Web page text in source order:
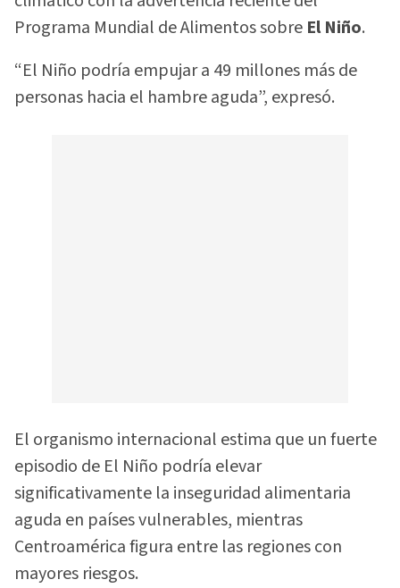
Programa Mundial de Alimentos sobre El Niño.
“El Niño podría empujar a 49 millones más de
personas hacia el hambre aguda”, expresó.
El organismo internacional estima que un fuerte
episodio de El Niño podría elevar
significativamente la inseguridad alimentaria
aguda en países vulnerables, mientras
Centroamérica figura entre las regiones con
mayores riesgos.